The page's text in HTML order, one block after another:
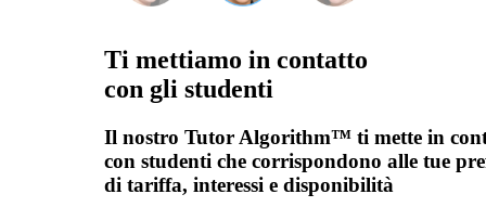
Ti mettiamo in contatto
con gli studenti
Il nostro Tutor Algorithm™ ti mette in
con studenti che corrispondono alle tue
di tariffa, interessi e disponibilità